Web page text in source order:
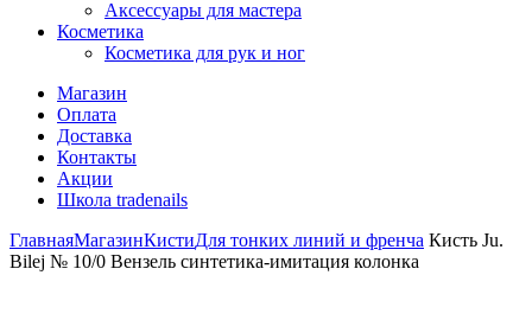
Аксессуары для мастера
Косметика
Косметика для рук и ног
Магазин
Оплата
Доставка
Контакты
Акции
Школа tradenails
ГлавнаяМагазинКистиДля тонких линий и френча Кисть Ju.
Bilej № 10/0 Вензель синтетика-имитация колонка